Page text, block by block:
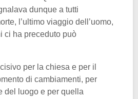
dunque a tutti
l’ultimo viaggio dell’uomo,
ci ha preceduto può
per la chiesa e per il
di cambiamenti, per
del luogo e per quella